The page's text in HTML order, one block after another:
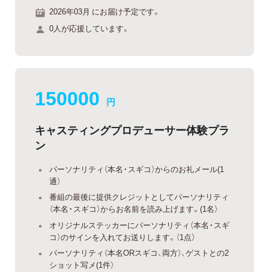
2026年03月 にお届け予定です。
0人が応援しています。
150000 円
キャスティングプロデューサー体験プラ
ン
パーソナリティ（本名・スギコ）からのお礼メール(1
通）
番組の最後に提供クレジットとしてパーソナリティ
（本名・スギコ）からお名前を読み上げます。(1名）
オリジナルステッカーにパーソナリティ（本名・スギ
コ）のサインを入れてお送りします。（1点）
パーソナリティ（本名ORスギコ、両方）、ゲストとの2
ショット写メ(1件）